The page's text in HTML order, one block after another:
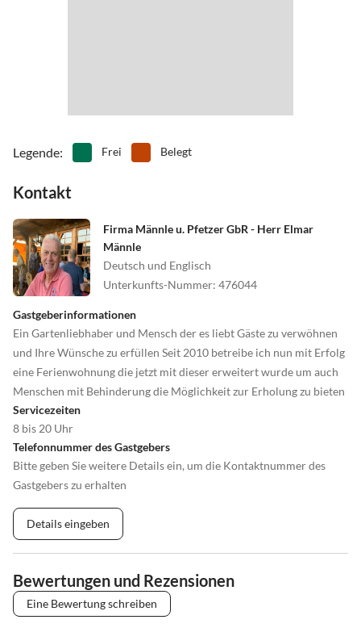
Legende: Frei Belegt
Kontakt
Firma Männle u. Pfetzer GbR - Herr Elmar
Männle
Deutsch und Englisch
Unterkunfts-Nummer: 476044
Gastgeberinformationen
Ein Gartenliebhaber und Mensch der es liebt Gäste zu verwöhnen
und Ihre Wünsche zu erfüllen Seit 2010 betreibe ich nun mit Erfolg
eine Ferienwohnung die jetzt mit dieser erweitert wurde um auch
Menschen mit Behinderung die Möglichkeit zur Erholung zu bieten
Servicezeiten
8 bis 20 Uhr
Telefonnummer des Gastgebers
Bitte geben Sie weitere Details ein, um die Kontaktnummer des
Gastgebers zu erhalten
Details eingeben
Bewertungen und Rezensionen
Eine Bewertung schreiben